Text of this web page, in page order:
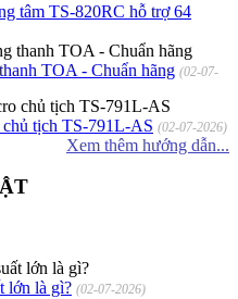
tâm TS-820RC hỗ trợ 64
TOA - Chuẩn hãng (02-07-
tịch TS-791L-AS (02-07-2026)
Xem thêm hướng dẫn...
lớn là gì? (02-07-2026)